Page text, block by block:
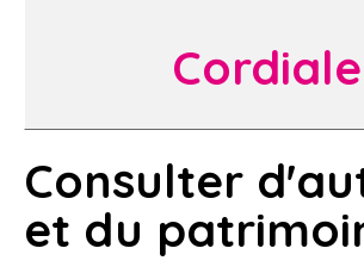
Consulter
et du